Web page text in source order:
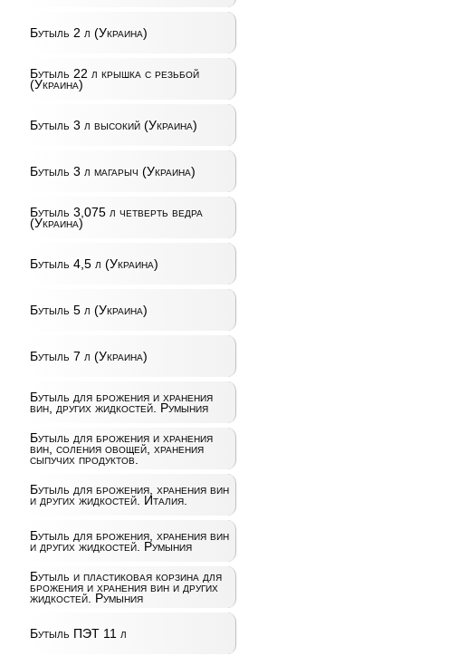
Бутыль 2 л (Украина)
Бутыль 22 л крышка с резьбой
(Украина)
Бутыль 3 л высокий (Украина)
Бутыль 3 л магарыч (Украина)
Бутыль 3,075 л четверть ведра
(Украина)
Бутыль 4,5 л (Украина)
Бутыль 5 л (Украина)
Бутыль 7 л (Украина)
Бутыль для брожения и хранения
вин, других жидкостей. Румыния
Бутыль для брожения и хранения
вин, соления овощей, хранения
сыпучих продуктов.
Бутыль для брожения, хранения вин
и других жидкостей. Италия.
Бутыль для брожения, хранения вин
и других жидкостей. Румыния
Бутыль и пластиковая корзина для
брожения и хранения вин и других
жидкостей. Румыния
Бутыль ПЭТ 11 л